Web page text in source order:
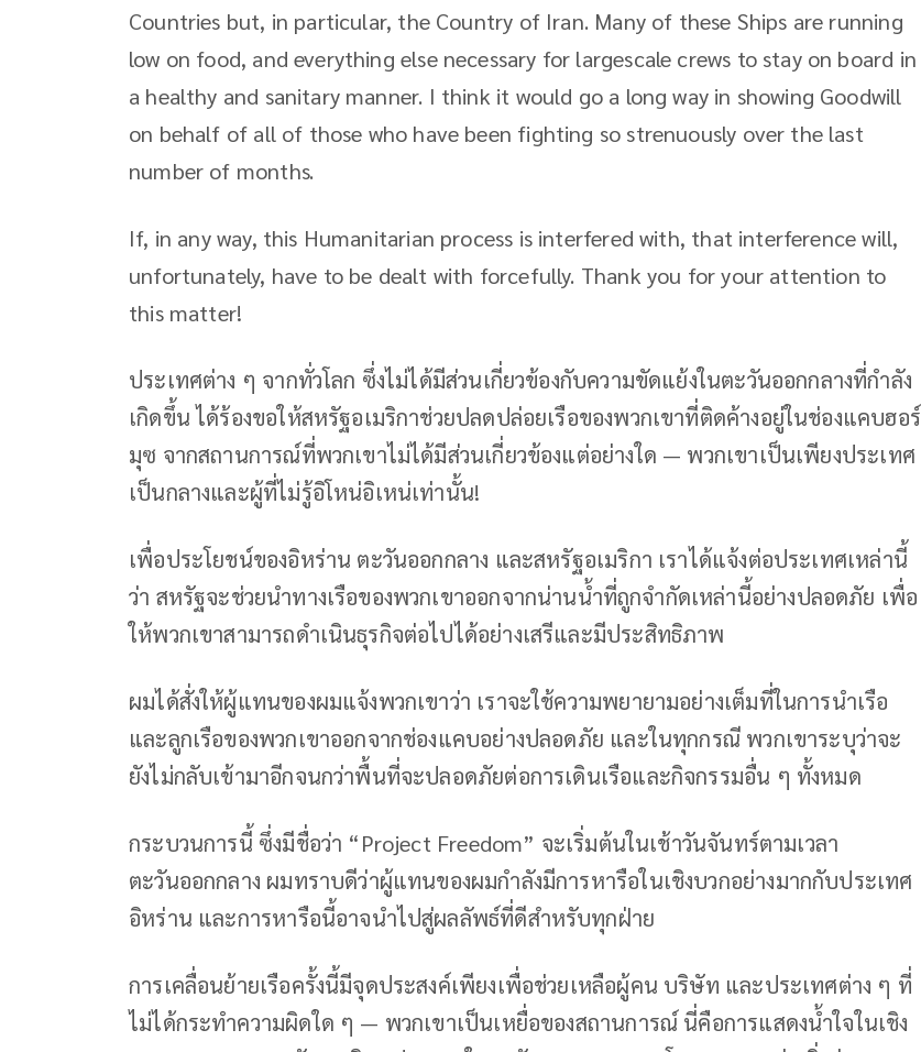
Countries but, in particular, the Country of Iran. Many of these Ships are running
low on food, and everything else necessary for largescale crews to stay on board in
a healthy and sanitary manner. I think it would go a long way in showing Goodwill
on behalf of all of those who have been fighting so strenuously over the last
number of months.
If, in any way, this Humanitarian process is interfered with, that interference will,
unfortunately, have to be dealt with forcefully. Thank you for your attention to
this matter!
ประเทศต่าง ๆ จากทั่วโลก ซึ่งไม่ได้มีส่วนเกี่ยวข้องกับความขัดแย้งในตะวันออกกลางที่กำลัง
เกิดขึ้น ได้ร้องขอให้สหรัฐอเมริกาช่วยปลดปล่อยเรือของพวกเขาที่ติดค้างอยู่ในช่องแคบฮอร์
มุซ จากสถานการณ์ที่พวกเขาไม่ได้มีส่วนเกี่ยวข้องแต่อย่างใด — พวกเขาเป็นเพียงประเทศ
เป็นกลางและผู้ที่ไม่รู้อิโหน่อิเหน่เท่านั้น!
เพื่อประโยชน์ของอิหร่าน ตะวันออกกลาง และสหรัฐอเมริกา เราได้แจ้งต่อประเทศเหล่านี้
ว่า สหรัฐจะช่วยนำทางเรือของพวกเขาออกจากน่านน้ำที่ถูกจำกัดเหล่านี้อย่างปลอดภัย เพื่อ
ให้พวกเขาสามารถดำเนินธุรกิจต่อไปได้อย่างเสรีและมีประสิทธิภาพ
ผมได้สั่งให้ผู้แทนของผมแจ้งพวกเขาว่า เราจะใช้ความพยายามอย่างเต็มที่ในการนำเรือ
และลูกเรือของพวกเขาออกจากช่องแคบอย่างปลอดภัย และในทุกกรณี พวกเขาระบุว่าจะ
ยังไม่กลับเข้ามาอีกจนกว่าพื้นที่จะปลอดภัยต่อการเดินเรือและกิจกรรมอื่น ๆ ทั้งหมด
กระบวนการนี้ ซึ่งมีชื่อว่า “Project Freedom” จะเริ่มต้นในเช้าวันจันทร์ตามเวลา
ตะวันออกกลาง ผมทราบดีว่าผู้แทนของผมกำลังมีการหารือในเชิงบวกอย่างมากกับประเทศ
อิหร่าน และการหารือนี้อาจนำไปสู่ผลลัพธ์ที่ดีสำหรับทุกฝ่าย
การเคลื่อนย้ายเรือครั้งนี้มีจุดประสงค์เพียงเพื่อช่วยเหลือผู้คน บริษัท และประเทศต่าง ๆ ที่
ไม่ได้กระทำความผิดใด ๆ — พวกเขาเป็นเหยื่อของสถานการณ์ นี่คือการแสดงน้ำใจในเชิง